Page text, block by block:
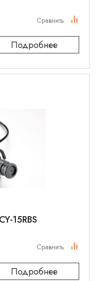
Подробнее
Сравнить
15RBS
Подробнее
Сравнить